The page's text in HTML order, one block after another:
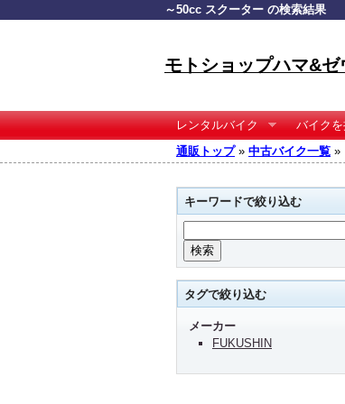
～50cc スクーター の検索結果
モトショップハマ&ゼ
レンタルバイク バイク
通販トップ» 中古バイク一覧 »
キーワードで絞り込む
タグで絞り込む
メーカー
FUKUSHIN